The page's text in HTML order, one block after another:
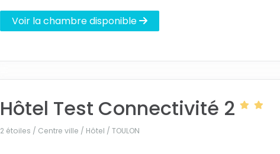
Voir la chambre disponible
Hôtel Test Connectivité 2
2 étoiles / Centre ville / Hôtel / TOULON